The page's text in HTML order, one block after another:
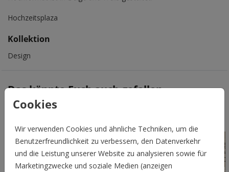
Cookies
Wir verwenden Cookies und ähnliche Techniken, um die
Benutzerfreundlichkeit zu verbessern, den Datenverkehr
und die Leistung unserer Website zu analysieren sowie für
Marketingzwecke und soziale Medien (anzeigen
Hochzeitsplaza
Kollektion
Design
Das könnte Euch auch gefallen